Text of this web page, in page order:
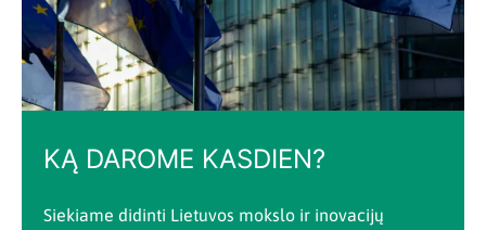
KĄ DAROME KASDIEN?
Siekiame didinti Lietuvos mokslo ir inovacijų